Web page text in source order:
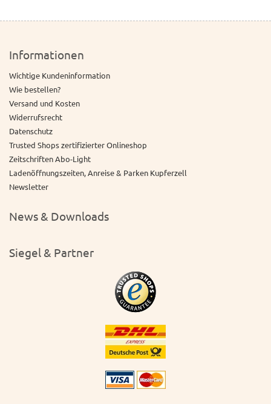
Informationen
Wichtige Kundeninformation
Wie bestellen?
Versand und Kosten
Widerrufsrecht
Datenschutz
Trusted Shops zertifizierter Onlineshop
Zeitschriften Abo-Light
Ladenöffnungszeiten, Anreise & Parken Kupferzell
Newsletter
News & Downloads
Siegel & Partner